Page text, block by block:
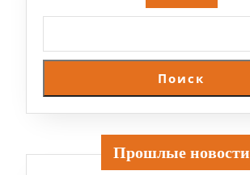
Поиск
Прошлые новости